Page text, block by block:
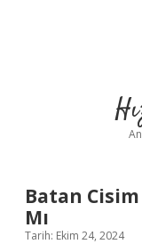
Batan
Mı
Tarih: Ekim 24, 2024